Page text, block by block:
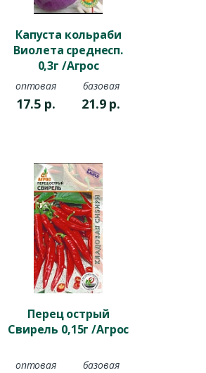
Капуста кольраби
Виолета среднесп.
0,3г /Агрос
оптовая
17.5 р.
базовая
21.9 р.
Перец острый
Свирель 0,15г /Агрос
оптовая базовая